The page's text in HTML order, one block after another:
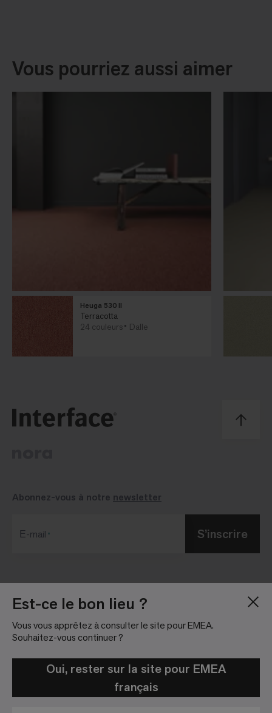
Est-ce le bon lieu ?
Vous vous apprêtez à consulter le site pour EMEA.
Souhaitez-vous continuer ?
Oui, rester sur la site pour EMEA
français
Vous pourriez aussi aimer
Heuga 530 II
Terracotta
24 couleurs
Dalle
À Propos
Emploi
Relations investisseurs
Règlement sur les
Informations légales
Abonnez-vous à notre newsletter
Е-mail S’inscrire